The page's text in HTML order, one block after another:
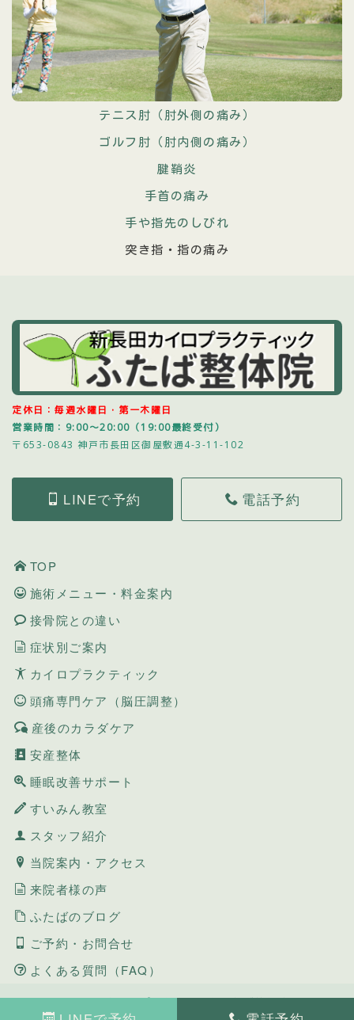
テニス肘（肘外側の痛み）
ゴルフ肘（肘内側の痛み）
腱鞘炎
手首の痛み
手や指先のしびれ
突き指・指の痛み
定休日：毎週水曜日・第一木曜日
営業時間：9:00～20:00（19:00最終受付）
〒653-0843 神戸市長田区御屋敷通4-3-11-102
LINEで予約 電話予約
TOP
施術メニュー・料金案内
接骨院との違い
症状別ご案内
カイロプラクティック
頭痛専門ケア（脳圧調整）
産後のカラダケア
安産整体
睡眠改善サポート
すいみん教室
スタッフ紹介
当院案内・アクセス
来院者様の声
ふたばのブログ
ご予約・お問合せ
よくある質問（FAQ）
Copyright 新長田カイロプラクティックふたば整体院. All